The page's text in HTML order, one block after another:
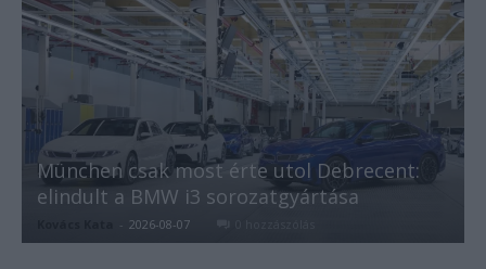
München csak most érte utol Debrecent:
elindult a BMW i3 sorozatgyártása
- 2026-08-07